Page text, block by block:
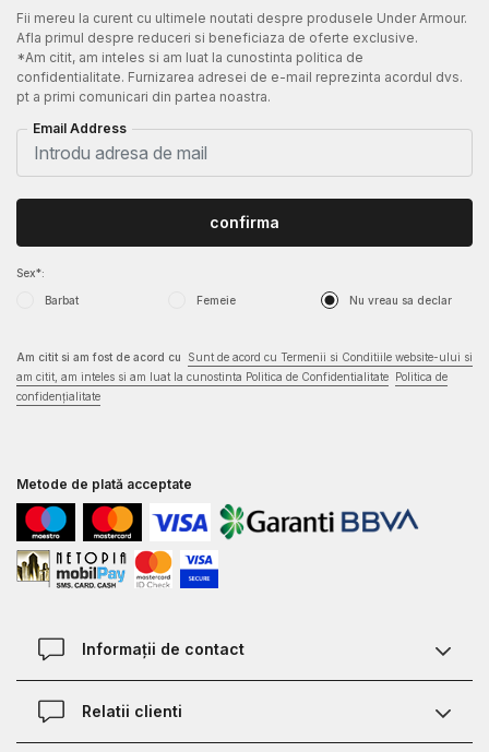
Fii mereu la curent cu ultimele noutati despre produsele Under Armour.
Afla primul despre reduceri si beneficiaza de oferte exclusive.
*Am citit, am inteles si am luat la cunostinta politica de
confidentialitate. Furnizarea adresei de e-mail reprezinta acordul dvs.
pt a primi comunicari din partea noastra.
Email Address
Sex*:
Barbat Femeie Nu vreau sa declar
confirma
Am citit si am fost de acord cu
Sunt de acord cu Termenii si Conditiile website-ului si
am citit, am inteles si am luat la cunostinta Politica de Confidentialitate Politica de
confidențialitate
Metode de plată acceptate
Informații de contact
Contact
Relatii clienti